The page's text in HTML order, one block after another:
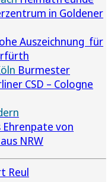
in Goldener
Auszeichnung für
Burmester
CSD – Cologne
von
NRW
Reul